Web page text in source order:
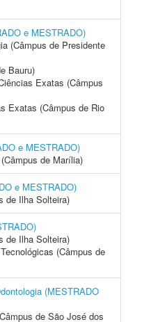
e MESTRADO)
(Câmpus de Presidente
Bauru)
Exatas (Câmpus
Exatas (Câmpus de Rio
e MESTRADO)
de Marília)
e MESTRADO)
de Ilha Solteira)
de Ilha Solteira)
(Câmpus de
(MESTRADO
de São José dos